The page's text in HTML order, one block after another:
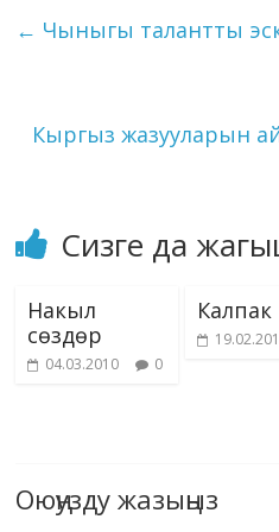
катыштын бир булагы
o
o
a
m
dI
n
l et y
k
← Чыныгы талантты
Кыргыз жазууларын
Сизге да
Накыл
сөздөр
04.03.2010 0
Калпак
Оюңузду жазыңыз